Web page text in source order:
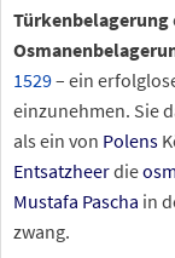
Türkenbelagerung
1529– ein
einzunehmen. Sie
als ein von Polens
Entsatzheerdie
Mustafa Pascha in
zwang.